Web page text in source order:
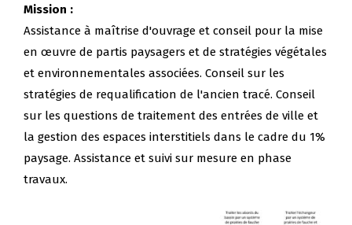
Mission :
Assistance à maîtrise d'ouvrage et conseil pour la mise
en œuvre de partis paysagers et de stratégies végétales
et environnementales associées. Conseil sur les
stratégies de requalification de l'ancien tracé. Conseil
sur les questions de traitement des entrées de ville et
la gestion des espaces interstitiels dans le cadre du 1%
paysage. Assistance et suivi sur mesure en phase
travaux.